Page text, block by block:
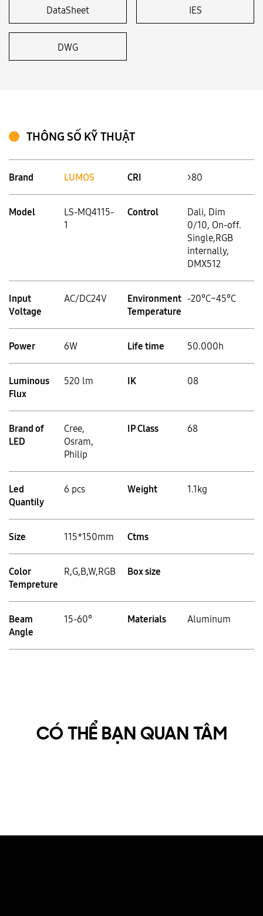
DataSheet IES
DWG
THÔNG SỐ KỸ THUẬT
Brand LUMOS CRI >80
Model
LS-MQ4115-
1
Control
Dali, Dim
0/10, On-off.
Single,RGB
internally,
DMX512
Input
Voltage
AC/DC24V
Environment
Temperature
-20°C~45°C
Power 6W Life time 50.000h
Luminous
Flux
520 lm IK 08
Brand of
LED
Cree,
Osram,
Philip
IP Class 68
Led
Quantily
6 pcs Weight 1.1kg
Size 115*150mm Ctms
Color
Tempreture
R,G,B,W,RGB Box size
Beam
Angle
15-60° Materials Aluminum
CÓ THỂ BẠN QUAN TÂM